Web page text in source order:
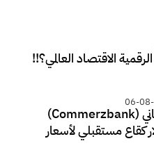
الاقتصاد العالمي؟!!
06-
البنك التجاري الألماني (Commerzbank)
دولار كقاع مستقبلي لأسعار